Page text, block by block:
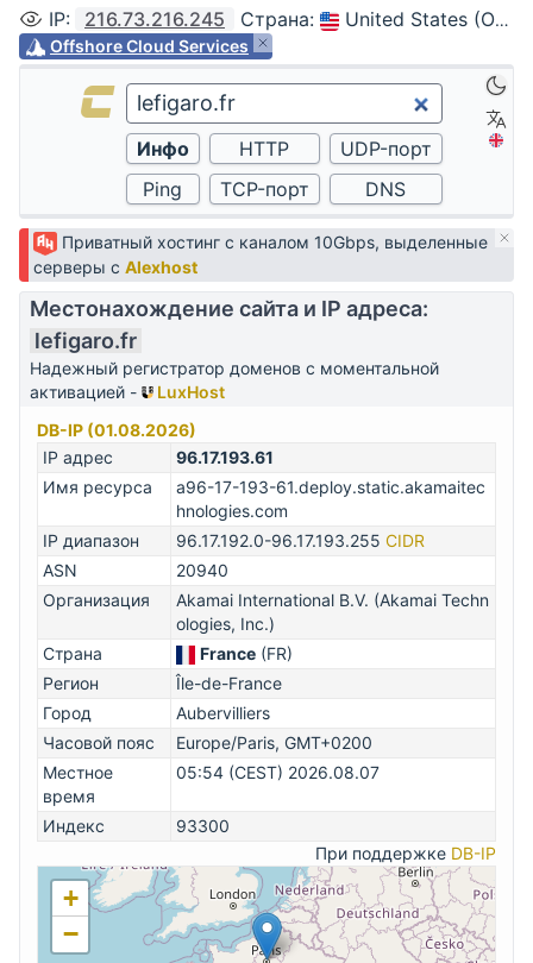
IP: 216.73.216.245 Страна: United States (Ohio, Columbus)
Offshore Cloud Services
Приватный хостинг с каналом 10Gbps, выделенные
серверы с Alexhost
Местонахождение сайта и IP адреса:
lefigaro.fr
Надежный регистратор доменов с моментальной
активацией -
LuxHost
DB-IP (01.08.2026)
IP адрес
96.17.193.61
Имя ресурса
a96-17-193-61.deploy.static.akamaitec
hnologies.com
IP диапазон
96.17.192.0-96.17.193.255 CIDR
ASN
20940
Организация
Akamai International B.V. (Akamai Techn
ologies, Inc.)
Страна
France (FR)
Регион
Île-de-France
Город
Aubervilliers
Часовой пояс
Europe/Paris, GMT+0200
Местное
время
05:54 (CEST) 2026.08.07
Индекс
93300
При поддержке DB-IP
+
−